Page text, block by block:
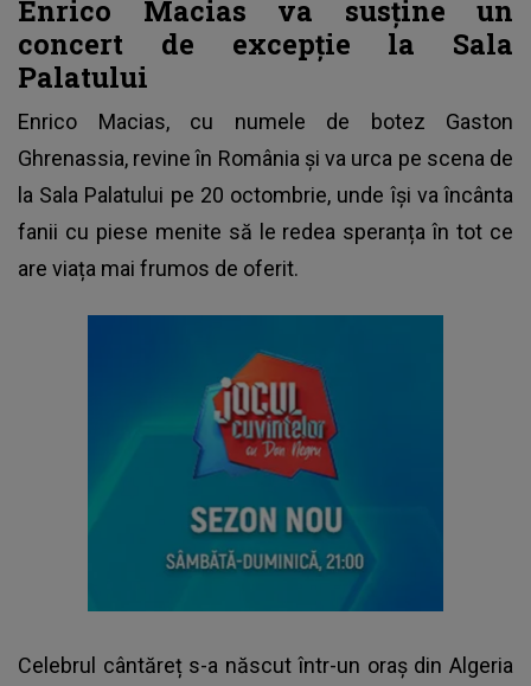
Enrico Macias va susține un
concert de excepție la Sala
Palatului
Enrico Macias, cu numele de botez Gaston
Ghrenassia, revine în România și va urca pe scena de
la Sala Palatului pe 20 octombrie, unde își va încânta
fanii cu piese menite să le redea speranța în tot ce
are viața mai frumos de oferit.
Celebrul cântăreț s-a născut într-un oraș din Algeria